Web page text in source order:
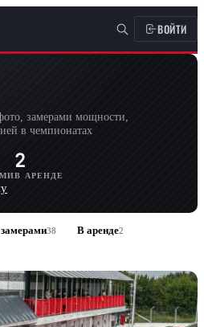
ВОЙТИ
замерами мощности,
в чемпионатах
2
В АРЕНДЕ
38 В аренде2